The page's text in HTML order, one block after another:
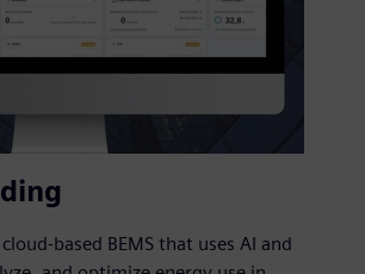
based BEMS that uses AI and